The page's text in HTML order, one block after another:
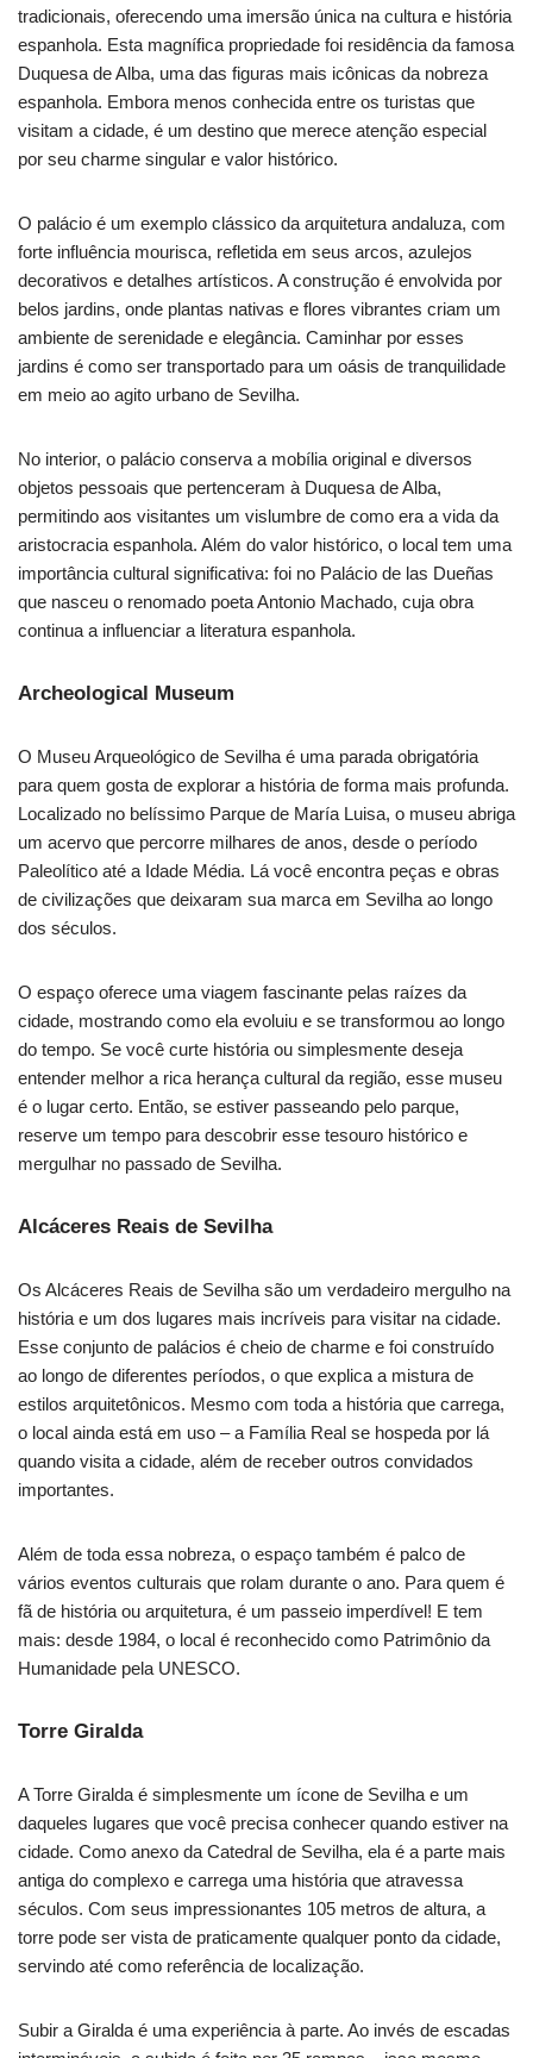
tradicionais, oferecendo uma imersão única na cultura e história
espanhola. Esta magnífica propriedade foi residência da famosa
Duquesa de Alba, uma das figuras mais icônicas da nobreza
espanhola. Embora menos conhecida entre os turistas que
visitam a cidade, é um destino que merece atenção especial
por seu charme singular e valor histórico.
O palácio é um exemplo clássico da arquitetura andaluza, com
forte influência mourisca, refletida em seus arcos, azulejos
decorativos e detalhes artísticos. A construção é envolvida por
belos jardins, onde plantas nativas e flores vibrantes criam um
ambiente de serenidade e elegância. Caminhar por esses
jardins é como ser transportado para um oásis de tranquilidade
em meio ao agito urbano de Sevilha.
No interior, o palácio conserva a mobília original e diversos
objetos pessoais que pertenceram à Duquesa de Alba,
permitindo aos visitantes um vislumbre de como era a vida da
aristocracia espanhola. Além do valor histórico, o local tem uma
importância cultural significativa: foi no Palácio de las Dueñas
que nasceu o renomado poeta Antonio Machado, cuja obra
continua a influenciar a literatura espanhola.
Archeological Museum
O Museu Arqueológico de Sevilha é uma parada obrigatória
para quem gosta de explorar a história de forma mais profunda.
Localizado no belíssimo Parque de María Luisa, o museu abriga
um acervo que percorre milhares de anos, desde o período
Paleolítico até a Idade Média. Lá você encontra peças e obras
de civilizações que deixaram sua marca em Sevilha ao longo
dos séculos.
O espaço oferece uma viagem fascinante pelas raízes da
cidade, mostrando como ela evoluiu e se transformou ao longo
do tempo. Se você curte história ou simplesmente deseja
entender melhor a rica herança cultural da região, esse museu
é o lugar certo. Então, se estiver passeando pelo parque,
reserve um tempo para descobrir esse tesouro histórico e
mergulhar no passado de Sevilha.
Alcáceres Reais de Sevilha
Os Alcáceres Reais de Sevilha são um verdadeiro mergulho na
história e um dos lugares mais incríveis para visitar na cidade.
Esse conjunto de palácios é cheio de charme e foi construído
ao longo de diferentes períodos, o que explica a mistura de
estilos arquitetônicos. Mesmo com toda a história que carrega,
o local ainda está em uso – a Família Real se hospeda por lá
quando visita a cidade, além de receber outros convidados
importantes.
Além de toda essa nobreza, o espaço também é palco de
vários eventos culturais que rolam durante o ano. Para quem é
fã de história ou arquitetura, é um passeio imperdível! E tem
mais: desde 1984, o local é reconhecido como Patrimônio da
Humanidade pela UNESCO.
Torre Giralda
A Torre Giralda é simplesmente um ícone de Sevilha e um
daqueles lugares que você precisa conhecer quando estiver na
cidade. Como anexo da Catedral de Sevilha, ela é a parte mais
antiga do complexo e carrega uma história que atravessa
séculos. Com seus impressionantes 105 metros de altura, a
torre pode ser vista de praticamente qualquer ponto da cidade,
servindo até como referência de localização.
Subir a Giralda é uma experiência à parte. Ao invés de escadas